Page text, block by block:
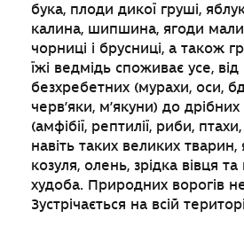
бука, плоди дикої груші,
калина, шипшина, ягоди
чорниці і брусниці, а також
їжі ведмідь споживає усе, від
безхребетних (мурахи, оси,
черв’яки, м’якуни) до
(амфібії, рептилії, риби, птахи,
навіть таких великих
козуля, олень, зрідка вівця
худоба. Природних ворогів
Зустрічається на всій